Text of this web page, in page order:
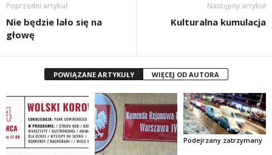
Poprzedni artykuł
Nie będzie lało się na
głowę
Następny artykuł
Kulturalna kumulacja
POWIĄZANE ARTYKUŁY WIĘCEJ OD AUTORA
Podejrzany zatrzymany